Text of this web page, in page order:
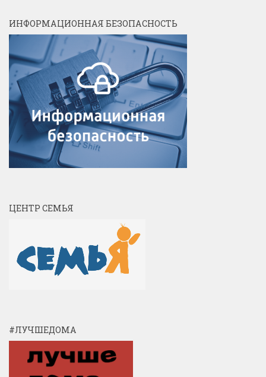
ИНФОРМАЦИОННАЯ БЕЗОПАСНОСТЬ
ЦЕНТР СЕМЬЯ
#ЛУЧШЕДОМА